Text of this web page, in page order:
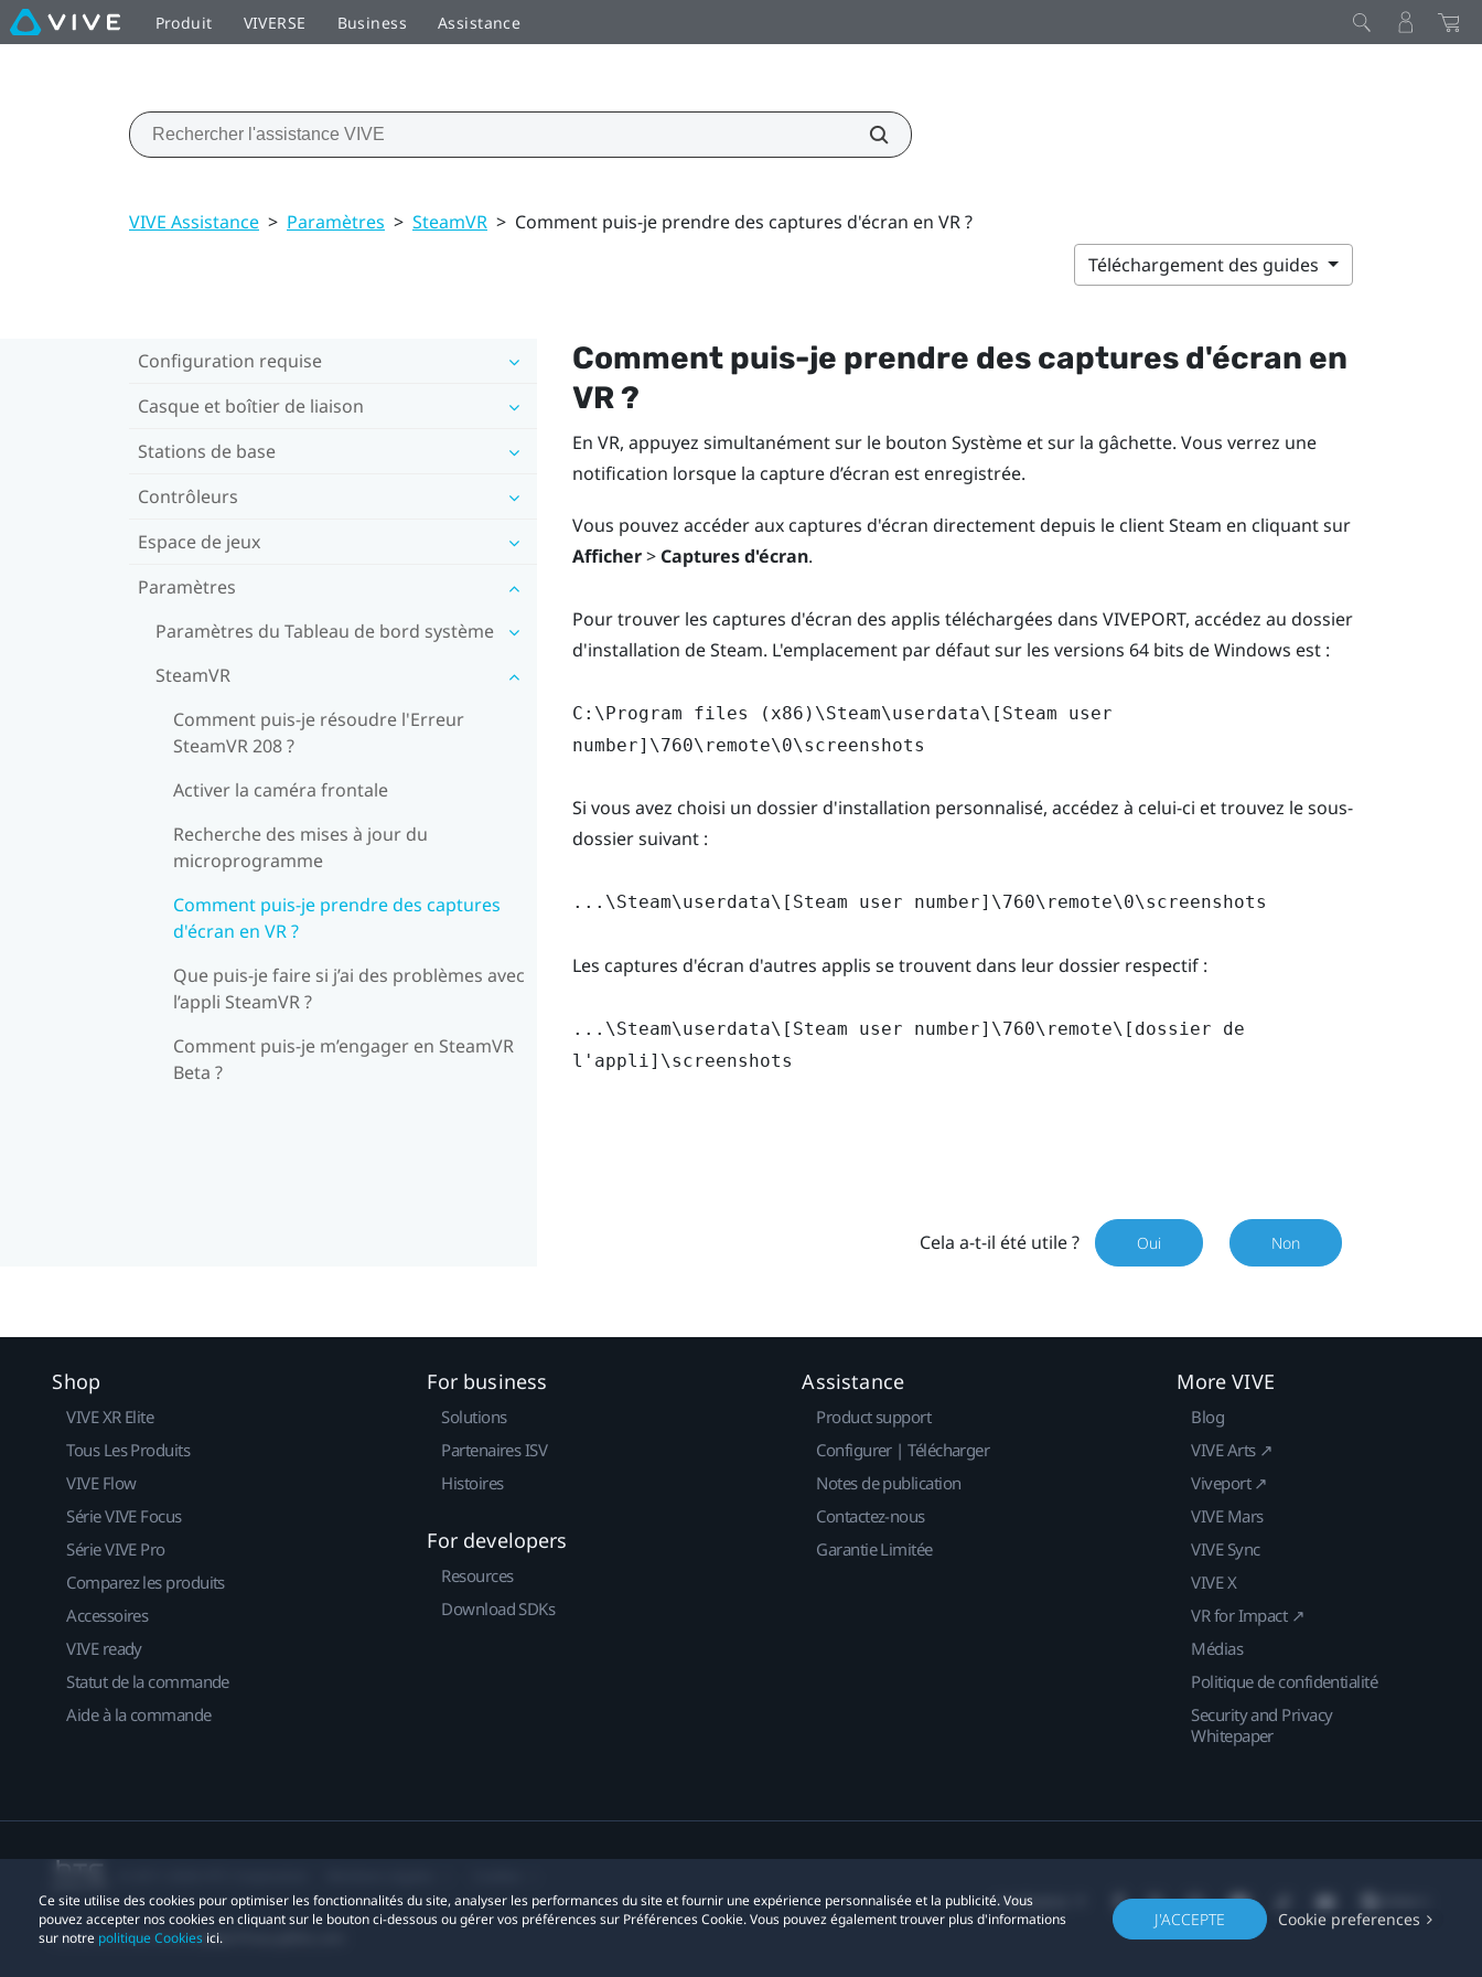
Produit VIVERSE Business Assistance
VIVE Assistance > Paramètres > SteamVR > Comment puis-je prendre des captures d'écran en VR ?
Téléchargement des guides
Configuration requise
Casque et boîtier de liaison
Stations de base
Contrôleurs
Espace de jeux
Paramètres
Paramètres du Tableau de bord système
SteamVR
Comment puis-je résoudre l'Erreur
SteamVR 208 ?
Activer la caméra frontale
Recherche des mises à jour du
microprogramme
Comment puis-je prendre des captures
d'écran en VR ?
Que puis-je faire si j’ai des problèmes avec
l’appli SteamVR ?
Comment puis-je m’engager en SteamVR
Beta ?
Comment puis-je prendre des captures d'écran en
VR ?
En VR, appuyez simultanément sur le bouton Systèmeet sur la gâchette. Vous verrez une
notification lorsque la capture d’écran est enregistrée.
Vous pouvez accéder aux captures d'écran directement depuis le client Steam en cliquant sur
Afficher> Captures d'écran.
Pour trouver les captures d'écran des applis téléchargées dans VIVEPORT, accédez au dossier
d'installation de Steam. L'emplacement par défaut sur les versions 64 bits de Windows est :
C:\Program files (x86)\Steam\userdata\[Steam user
number]\760\remote\0\screenshots
Si vous avez choisi un dossier d'installation personnalisé, accédez à celui-ci et trouvez le sous-
dossier suivant :
...\Steam\userdata\[Steam user number]\760\remote\0\screenshots
Les captures d'écran d'autres applis se trouvent dans leur dossier respectif :
...\Steam\userdata\[Steam user number]\760\remote\[dossier de
l'appli]\screenshots
Cela a-t-il été utile ? Oui Non
Ce site utilise des cookies pour optimiser les fonctionnalités du site, analyser les performances du site et fournir une expérience personnalisée et la publicité. Vous
pouvez accepter nos cookies en cliquant sur le bouton ci-dessous ou gérer vos préférences sur Préférences Cookie. Vous pouvez également trouver plus d'informations
sur notre politique Cookies ici.
J'ACCEPTE Cookie preferences
Shop
VIVE XR Elite
Tous Les Produits
VIVE Flow
Série VIVE Focus
Série VIVE Pro
Comparez les produits
Accessoires
VIVE ready
Statut de la commande
Aide à la commande
For business
Solutions
Partenaires ISV
Histoires
For developers
Resources
Download SDKs
Assistance
Product support
Configurer | Télécharger
Notes de publication
Contactez-nous
Garantie Limitée
More VIVE
Blog
VIVE Arts ↗
Viveport ↗
VIVE Mars
VIVE Sync
VIVE X
VR for Impact ↗
Médias
Politique de confidentialité
Security and Privacy
Whitepaper
Localisation
Contact confidentialité:Global-Privacy@htc.com